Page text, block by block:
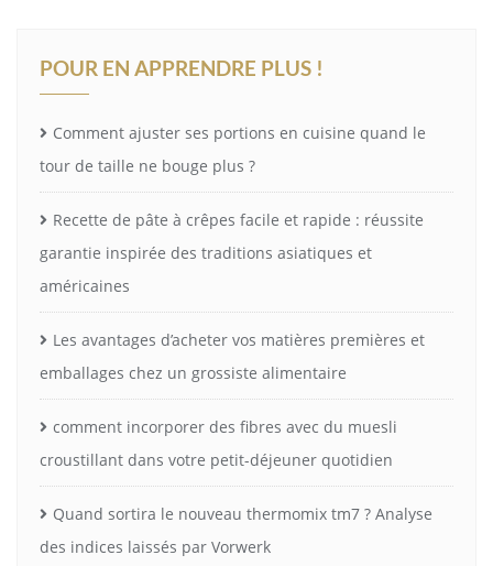
POUR EN APPRENDRE PLUS !
Comment ajuster ses portions en cuisine quand le
tour de taille ne bouge plus ?
Recette de pâte à crêpes facile et rapide : réussite
garantie inspirée des traditions asiatiques et
américaines
Les avantages d’acheter vos matières premières et
emballages chez un grossiste alimentaire
comment incorporer des fibres avec du muesli
croustillant dans votre petit-déjeuner quotidien
Quand sortira le nouveau thermomix tm7 ? Analyse
des indices laissés par Vorwerk